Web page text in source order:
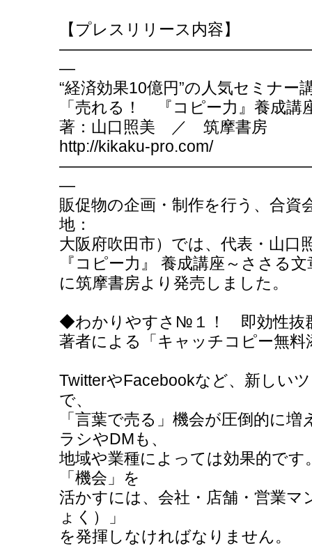
【プレスリリース内容】
―
“経済効果10億円”の人気セミナー
「売れる！ 『コピー力』養成講
著：山口照美 ／ 筑摩書房
http://kikaku-pro.com/
―
販促物の企画・制作を行う、合資
地：
大阪府吹田市）では、代表・山口
『コピー力』 養成講座～ささる
に筑摩書房より発売しました。
◆わかりやすさ№１！ 即効性抜
著者による「キャッチコピー無料
TwitterやFacebookなど、新しい
で、
「言葉で売る」機会が圧倒的に
ラシやDMも、
地域や業種によっては効果的で
「機会」を
活かすには、会社・店舗・営業マ
ょく）」
を発揮しなければなりません。